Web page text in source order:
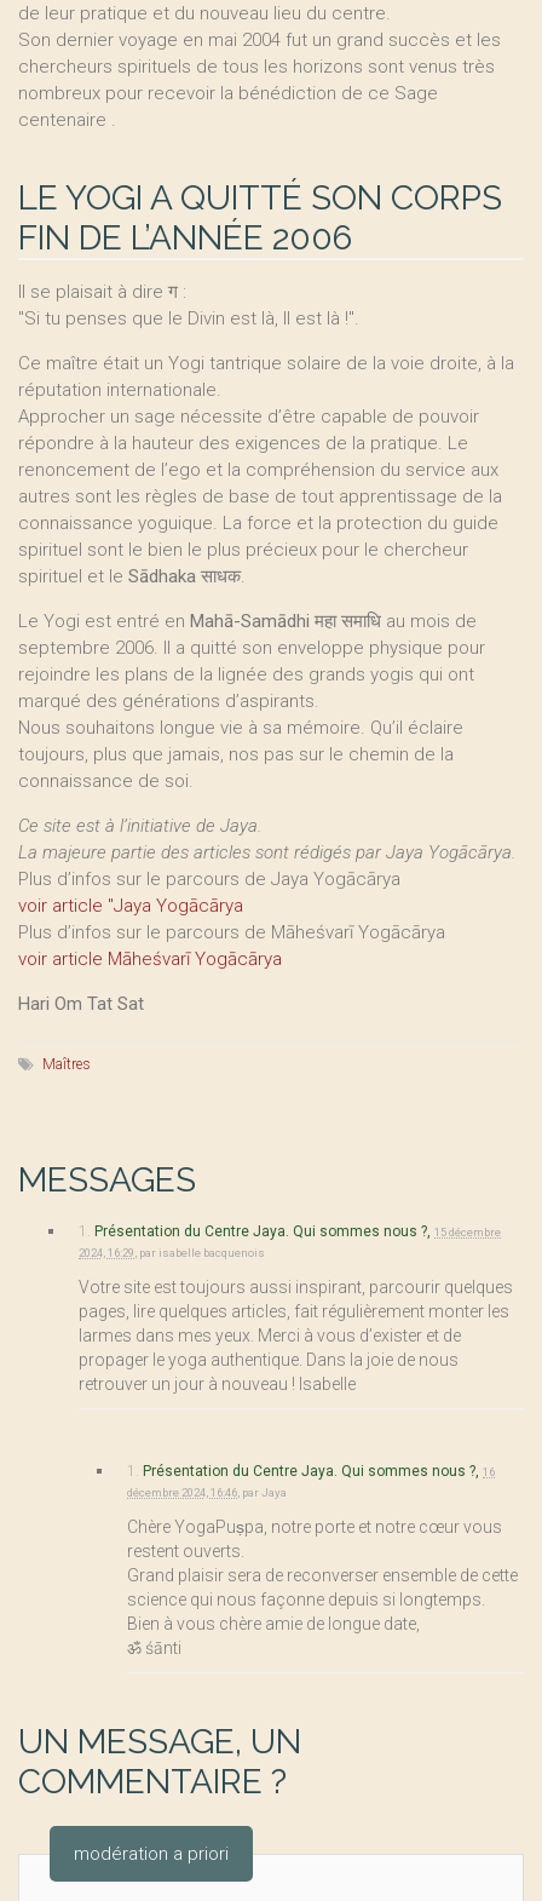
de leur pratique et du nouveau lieu du centre.
Son dernier voyage en mai 2004 fut un grand succès et les
chercheurs spirituels de tous les horizons sont venus très
nombreux pour recevoir la bénédiction de ce Sage
centenaire .
LE YOGI A QUITTÉ SON CORPS
FIN DE L’ANNÉE 2006
Il se plaisait à dire ग :
"Si tu penses que le Divin est là, Il est là !".
Ce maître était un Yogi tantrique solaire de la voie droite, à la
réputation internationale.
Approcher un sage nécessite d’être capable de pouvoir
répondre à la hauteur des exigences de la pratique. Le
renoncement de l’ego et la compréhension du service aux
autres sont les règles de base de tout apprentissage de la
connaissance yoguique. La force et la protection du guide
spirituel sont le bien le plus précieux pour le chercheur
spirituel et le Sādhaka साधक.
Le Yogi est entré en Mahā-Samādhi महा समाधि au mois de
septembre 2006. Il a quitté son enveloppe physique pour
rejoindre les plans de la lignée des grands yogis qui ont
marqué des générations d’aspirants.
Nous souhaitons longue vie à sa mémoire. Qu’il éclaire
toujours, plus que jamais, nos pas sur le chemin de la
connaissance de soi.
Ce site est à l’initiative de Jaya.
La majeure partie des articles sont rédigés par Jaya Yogācārya.
Plus d’infos sur le parcours de Jaya Yogācārya
voir article "Jaya Yogācārya
Plus d’infos sur le parcours de Māheśvarī Yogācārya
voir article Māheśvarī Yogācārya
Hari Om Tat Sat
Maîtres
MESSAGES
1. Présentation du Centre Jaya. Qui sommes nous ?, 15 décembre
2024, 16:29 par isabelle bacquenois
Votre site est toujours aussi inspirant, parcourir quelques
pages, lire quelques articles, fait régulièrement monter les
larmes dans mes yeux. Merci à vous d’exister et de
propager le yoga authentique. Dans la joie de nous
retrouver un jour à nouveau ! Isabelle
1. Présentation du Centre Jaya. Qui sommes nous ?, 16
décembre 2024, 16:46 parJaya
Chère YogaPuṣpa, notre porte et notre cœur vous
restent ouverts.
Grand plaisir sera de reconverser ensemble de cette
science qui nous façonne depuis si longtemps.
Bien à vous chère amie de longue date,
ॐ śānti
UN MESSAGE, UN
COMMENTAIRE ?
modération a priori